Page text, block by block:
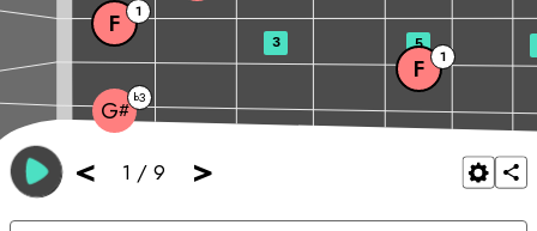
< 1 / 9 >
G#
b3
F 1
F 1
3 5